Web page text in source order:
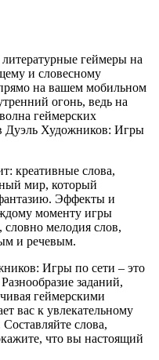
геймеры на
и словесному
на вашем мобильном
огонь, ведь на
геймерских
Дуэль Художников: Игры
креативные слова,
мир, который
Эффекты и
моменту игры
мелодия слов,
и речевым.
Игры по сети – это
заданий,
геймерскими
вас к увлекательному
слова,
что вы настоящий